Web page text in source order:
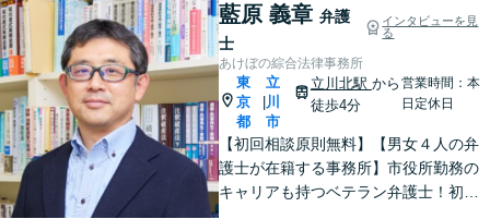
藍原 義章 弁護
士
インタビューを見
る
あけぼの綜合法律事務所
東
京
都
立
川
市
立川北駅 から
徒歩4分
営業時間：本
日定休日
【初回相談原則無料】【男女４人の弁
護士が在籍する事務所】市役所勤務の
キャリアも持つベテラン弁護士！初回